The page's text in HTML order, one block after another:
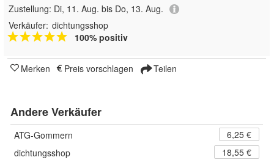
Zustellung: Di, 11. Aug. bis Do, 13. Aug.
Verkäufer: dichtungsshop
100% positiv
Merken Preis vorschlagen Teilen
Andere Verkäufer
ATG-Gommern
6,25 €
dichtungsshop
18,55 €